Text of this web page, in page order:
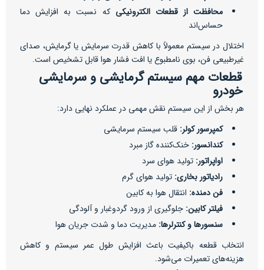
محافظت از قطعات الکترونیکی که نسبت به افزایش دما
حساس‌اند
اختلال در سیستم معمولاً با کاهش قدرت سرمایش یا گرمایش، صدای
غیرطبیعی فن، بوی نامطبوع یا افت فشار هوا قابل تشخیص است.
قطعات مهم سیستم گرمایشی و سرمایشی
خودرو
هر بخش از این سیستم نقش مهمی در عملکرد نهایی دارد:
کمپرسور کولر: قلب سیستم سرمایشی
کندانسور: خنک‌کننده گاز مبرد
اواپراتور: تولید هوای سرد
رادیاتور بخاری: تولید هوای گرم
فن دمنده: انتقال هوا به کابین
فیلتر کابین: جلوگیری از ورود گردوغبار و آلودگی
سنسورها و کنترلرها: مدیریت دما و شدت جریان هوا
انتخاب قطعه باکیفیت باعث افزایش طول عمر سیستم و کاهش
هزینه‌های تعمیرات می‌شود.